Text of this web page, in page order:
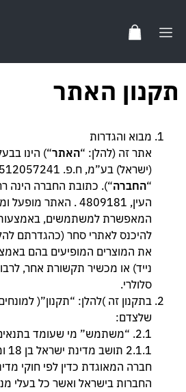
תקנון האתר
מבוא והגדרות
אתר זה (להלן: “האתר“) הינו
“החברה
העין, 4809181 . האתר
המאפשרת למשתמשים, באמצעות
להיכנס לאתרי סחר (כהגדרתם
את המוצרים המופיעים בהם
נייד) או מכשיר תקשורת אחר,
סלולרי.
בתקנון זה )להלן: “תקנון”(
שלצדם:
2.1. “משתמש” מי שעומד בתנאים המצטברים הבאים: –
חברה המאוגדת כדין לפי חוקי
החברות בישראל ואשר כל בעלי